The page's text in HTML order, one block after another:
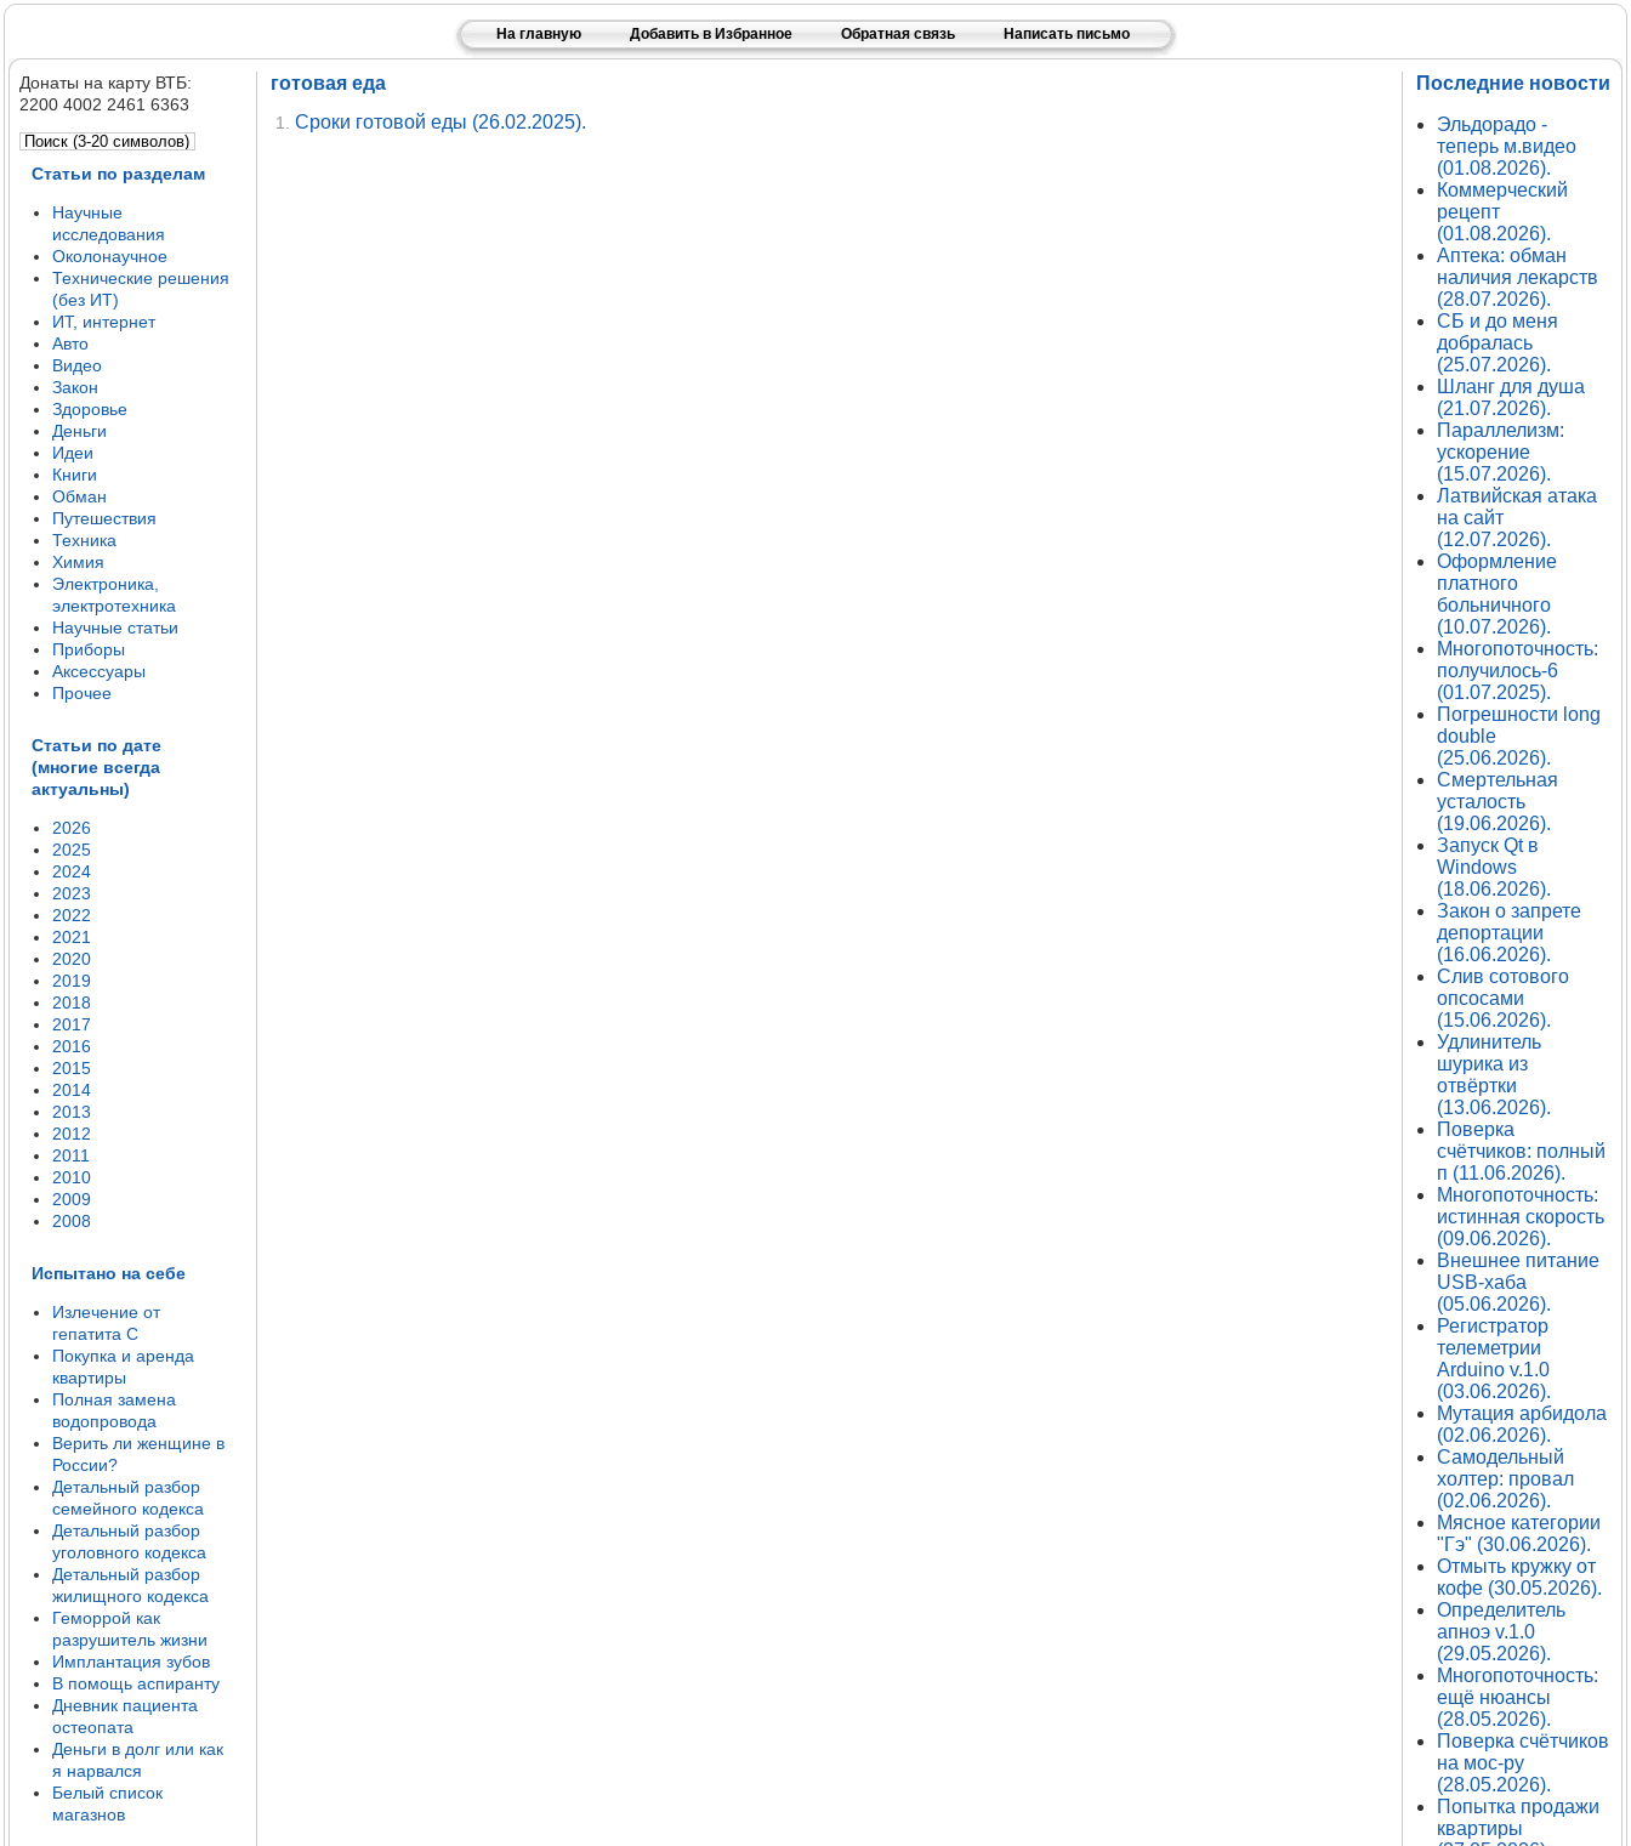
На главную Добавить в Избранное Обратная связь Написать письмо
Донаты на карту ВТБ:
2200 4002 2461 6363
Статьи по разделам
Научные
исследования
Околонаучное
Технические решения
(без ИТ)
ИТ, интернет
Авто
Видео
Закон
Здоровье
Деньги
Идеи
Книги
Обман
Путешествия
Техника
Химия
Электроника,
электротехника
Научные статьи
Приборы
Аксессуары
Прочее
Статьи по дате
(многие всегда
актуальны)
2026
2025
2024
2023
2022
2021
2020
2019
2018
2017
2016
2015
2014
2013
2012
2011
2010
2009
2008
Испытано на себе
Излечение от
гепатита C
Покупка и аренда
квартиры
Полная замена
водопровода
Верить ли женщине в
России?
Детальный разбор
семейного кодекса
Детальный разбор
уголовного кодекса
Детальный разбор
жилищного кодекса
Геморрой как
разрушитель жизни
Имплантация зубов
В помощь аспиранту
Дневник пациента
остеопата
Деньги в долг или как
я нарвался
Белый список
магазнов
готовая еда
1. Сроки готовой еды (26.02.2025).
Последние новости
Эльдорадо -
теперь м.видео
(01.08.2026).
Коммерческий
рецепт
(01.08.2026).
Аптека: обман
наличия лекарств
(28.07.2026).
СБ и до меня
добралась
(25.07.2026).
Шланг для душа
(21.07.2026).
Параллелизм:
ускорение
(15.07.2026).
Латвийская атака
на сайт
(12.07.2026).
Оформление
платного
больничного
(10.07.2026).
Многопоточность:
получилось-6
(01.07.2025).
Погрешности long
double
(25.06.2026).
Смертельная
усталость
(19.06.2026).
Запуск Qt в
Windows
(18.06.2026).
Закон о запрете
депортации
(16.06.2026).
Слив сотового
опсосами
(15.06.2026).
Удлинитель
шурика из
отвёртки
(13.06.2026).
Поверка
счётчиков: полный
п (11.06.2026).
Многопоточность:
истинная скорость
(09.06.2026).
Внешнее питание
USB-хаба
(05.06.2026).
Регистратор
телеметрии
Arduino v.1.0
(03.06.2026).
Мутация арбидола
(02.06.2026).
Самодельный
холтер: провал
(02.06.2026).
Мясное категории
"Гэ" (30.06.2026).
Отмыть кружку от
кофе (30.05.2026).
Определитель
апноэ v.1.0
(29.05.2026).
Многопоточность:
ещё нюансы
(28.05.2026).
Поверка счётчиков
на мос-ру
(28.05.2026).
Попытка продажи
квартиры